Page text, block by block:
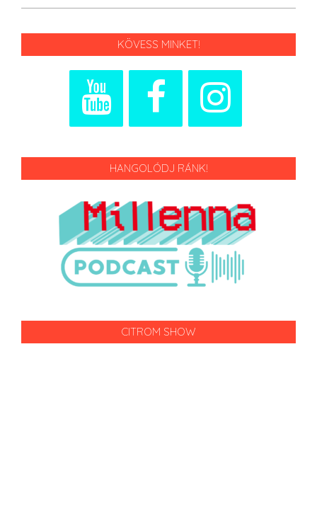
KÖVESS MINKET!
HANGOLÓDJ RÁNK!
CITROM SHOW